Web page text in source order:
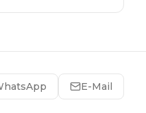
E-Mail